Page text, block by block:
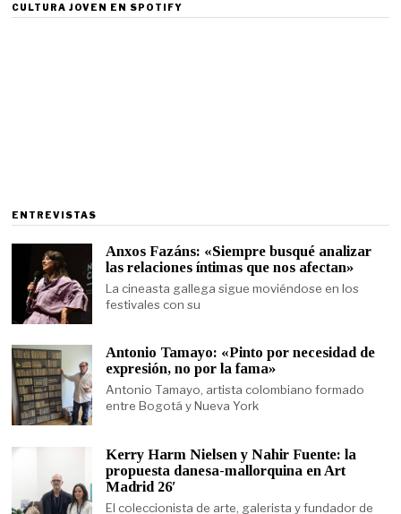
CULTURA JOVEN EN SPOTIFY
ENTREVISTAS
Anxos Fazáns: «Siempre busqué analizar
las relaciones íntimas que nos afectan»
La cineasta gallega sigue moviéndose en los
festivales con su
Antonio Tamayo: «Pinto por necesidad de
expresión, no por la fama»
Antonio Tamayo, artista colombiano formado
entre Bogotá y Nueva York
Kerry Harm Nielsen y Nahir Fuente: la
propuesta danesa-mallorquina en Art
Madrid 26′
El coleccionista de arte, galerista y fundador de